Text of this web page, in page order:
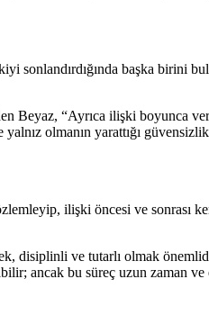
başka birini
Beyaz, “Ayrıca ilişki boyunca
olmanın yarattığı
ilişki öncesi ve sonrası
disiplinli ve tutarlı olmak
ancak bu süreç uzun zaman